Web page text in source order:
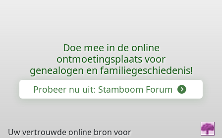
Doe mee in de online
ontmoetingsplaats voor
genealogen en familiegeschiedenis!
Probeer nu uit: Stamboom Forum
Uw vertrouwde online bron voor